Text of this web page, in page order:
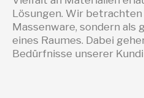
Lösungen. Wir
Massenware, sondern als
eines Raumes. Dabei
Bedürfnisse unserer